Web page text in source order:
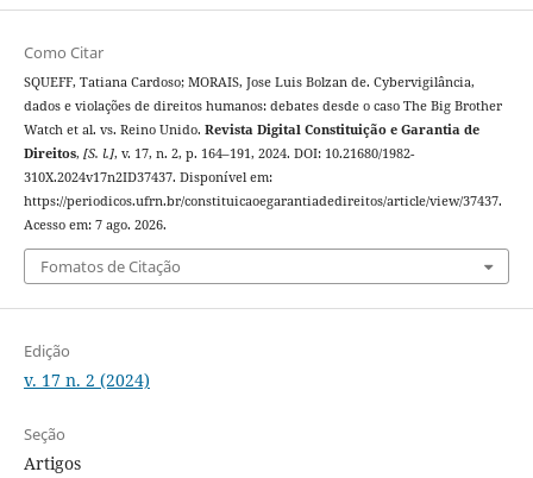
Como Citar
SQUEFF, Tatiana Cardoso; MORAIS, Jose Luis Bolzan de. Cybervigilância,
dados e violações de direitos humanos: debates desde o caso The Big Brother
Watch et al. vs. Reino Unido. Revista Digital Constituição e Garantia de
Direitos, [S. l.], v. 17, n. 2, p. 164–191, 2024. DOI: 10.21680/1982-
310X.2024v17n2ID37437. Disponível em:
https://periodicos.ufrn.br/constituicaoegarantiadedireitos/article/view/37437.
Acesso em: 7 ago. 2026.
Fomatos de Citação
Edição
v. 17 n. 2 (2024)
Seção
Artigos